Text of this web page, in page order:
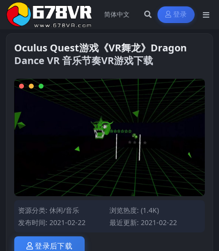
登录
Oculus Quest游戏《VR舞龙》Dragon
Dance VR 音乐节奏VR游戏下载
资源分类: 休闲/音乐
浏览热度: (1.4K)
发布时间: 2021-02-22
最近更新: 2021-02-22
登录后下载